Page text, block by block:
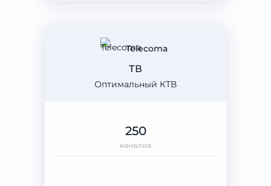
Telecoma
Оптимальный КТВ
ТВ
250
каналов